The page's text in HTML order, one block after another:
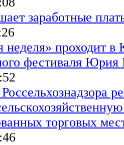
заработные
неделя» проходит в
фестиваля Юрия
торговых